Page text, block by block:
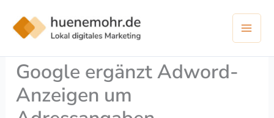
Inhalt
springen
Google ergänzt Adword-
Anzeigen um